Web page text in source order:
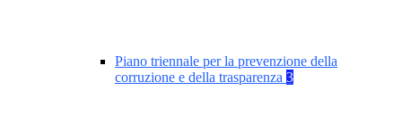
Piano triennale per la prevenzione della
corruzione e della trasparenza 3